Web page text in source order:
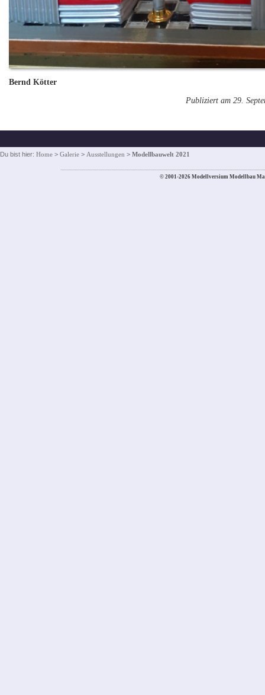
Bernd Kötter
Publiziert am 29.
Du bist hier: Home > Galerie > Ausstellungen > Modellbauwelt 2021
© 2001-2026 Modellversium Modellbau